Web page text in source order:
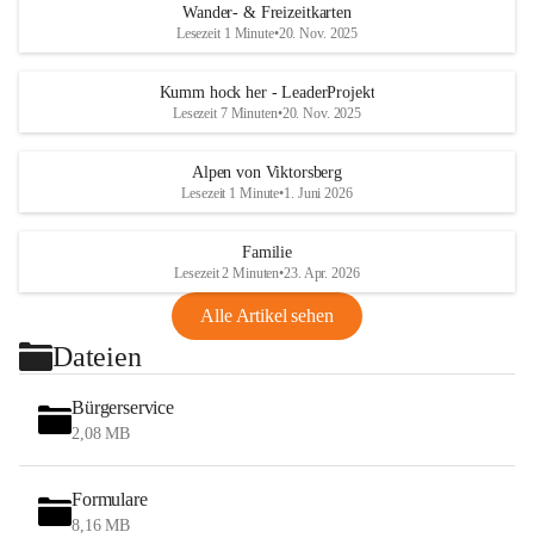
Wander- & Freizeitkarten
Lesezeit 1 Minute•20. Nov. 2025
Kumm hock her - LeaderProjekt
Lesezeit 7 Minuten•20. Nov. 2025
Alpen von Viktorsberg
Lesezeit 1 Minute•1. Juni 2026
Familie
Lesezeit 2 Minuten•23. Apr. 2026
Alle Artikel sehen
Dateien
Bürgerservice
2,08 MB
Formulare
8,16 MB